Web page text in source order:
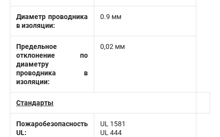
Диаметр проводника
в изоляции:
0.9 мм
Предельное
отклонение по
диаметру
проводника в
изоляции:
0,02 мм
Стандарты
Пожаробезопасность
UL:
UL 1581
UL 444